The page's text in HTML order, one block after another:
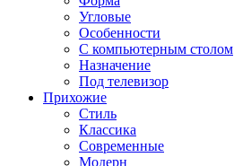
Угловые
Особенности
С компьютерным столом
Назначение
Под телевизор
Прихожие
Стиль
Классика
Современные
Модерн